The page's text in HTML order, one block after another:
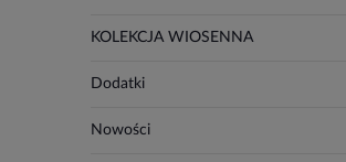
KOLEKCJA WIOSENNA
Dodatki
Nowości